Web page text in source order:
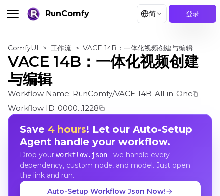
RunComfy 简 登录
ComfyUI > 工作流 > VACE 14B：一体化视频创建与编辑
VACE 14B：一体化视频创建
与编辑
Workflow Name: RunComfy/VACE-14B-All-in-One
Workflow ID: 0000...1228
Save 4 hours! Let our Auto-Setup
Agent handle your workflow.
Drop your workflow.json- we handle every
dependency, custom node, and model. Just open
the link and run.
Auto-Setup Workflow Json Now!